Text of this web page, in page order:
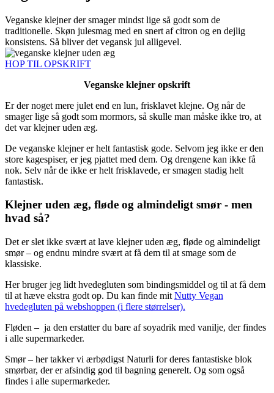
Veganske klejner der smager mindst lige så godt som de
traditionelle. Skøn julesmag med en snert af citron og en dejlig
konsistens. Så bliver det vegansk jul alligevel.
HOP TIL OPSKRIFT
Veganske klejner opskrift
Er der noget mere julet end en lun, frisklavet klejne. Og når de
smager lige så godt som mormors, så skulle man måske ikke tro, at
det var klejner uden æg.
De veganske klejner er helt fantastisk gode. Selvom jeg ikke er den
store kagespiser, er jeg pjattet med dem. Og drengene kan ikke få
nok. Selv når de ikke er helt frisklavede, er smagen stadig helt
fantastisk.
Klejner uden æg, fløde og almindeligt smør - men
hvad så?
Det er slet ikke svært at lave klejner uden æg, fløde og almindeligt
smør – og endnu mindre svært at få dem til at smage som de
klassiske.
Her bruger jeg lidt hvedegluten som bindingsmiddel og til at få dem
til at hæve ekstra godt op. Du kan finde mit Nutty Vegan
hvedegluten på webshoppen (i flere størrelser).
Fløden – ja den erstatter du bare af soyadrik med vanilje, der findes
i alle supermarkeder.
Smør – her takker vi ærbødigst Naturli for deres fantastiske blok
smørbar, der er afsindig god til bagning generelt. Og som også
findes i alle supermarkeder.